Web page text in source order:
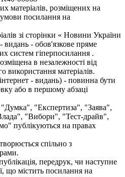
матеріалів, розміщених на
умови посилання на
зі сторінки « Новини України
- видань - обов'язкове пряме
систем гіперпосилання .
в незалежності від
використання матеріалів.
- видань) - повинна бути
або в першому абзаці
"Експертиза", "Заява",
"Вибори", "Тест-драйв",
публікуються на правах
спільно з
передрук, чи наступне
що містить посилання на